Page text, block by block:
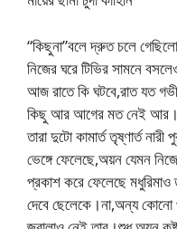
“কিছুনা”বলে দ্রুত চলে
নিজের ঘরে টিভির সামনে
আজ রাতে কি ঘটবে,রাত যত
কিছু আর আগের মত নেই
তারা দুটো কামার্ত তৃষ্ণার্ত
ভেঙ্গে ফেলেছে,অয়ন যেমন
প্রকাশ করে ফেলেছে মধুরিমাও
দেবে ছেলেকে।না,অন্য কোনো